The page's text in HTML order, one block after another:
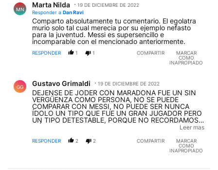
MN
Marta Nilda
19 DE DICIEMBRE DE 2022
Responder a Dan Ravi
Comparto absolutamente tu comentario. El egolatra
murio solo tal cual merecia por su ejemplo nefasto
para la juventud. Messi es supersencillo e
incomparable con el mencionado anteriormente.
RESPONDER 1 1 COMPARTIR
MARCAR
COMO
INAPROPIADO
GG Gustavo Grimaldi 19 DE DICIEMBRE DE 2022
DEJENSE DE JODER CON MARADONA FUE UN SIN
VERGÜENZA COMO PERSONA, NO SE PUEDE
COMPARAR CON MESSI, NO PUEDE SER NUNCA
ÍDOLO UN TIPO QUE FUE UN GRAN JUGADOR PERO
UN TIPO DETESTABLE, PORQUE NO RECORDAMOS
MÁS A LOS JUGADORES GANADORES DE NUESTRA
Leer mas
RESPONDER 2 2 COMPARTIR
MARCAR
COMO
INAPROPIADO